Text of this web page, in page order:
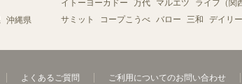
沖縄県
イトーヨーカドー
万代 マルエツ ライフ（関
サミット
コープこうべ バロー 三和 デイリ
よくあるご質問 ご利用についてのお問い合わせ